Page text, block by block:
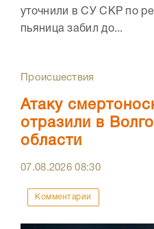
уточнили в СУ СКР по
пьяница забил до...
Происшествия
Атаку
отразили в
области
07.08.202608:30
Комментарии